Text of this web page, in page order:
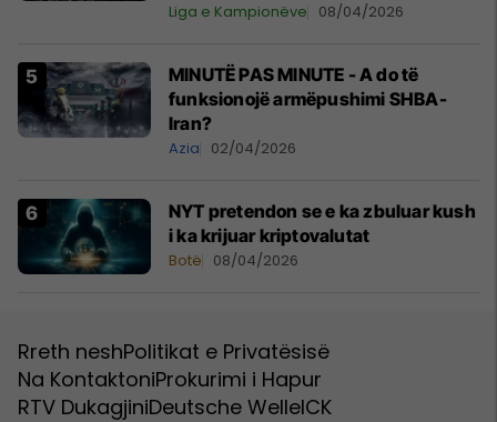
Liga e Kampionëve 08/04/2026
MINUTË PAS MINUTE - A do të
funksionojë armëpushimi SHBA-
Iran?
Azia 02/04/2026
NYT pretendon se e ka zbuluar kush
i ka krijuar kriptovalutat
Botë 08/04/2026
Rreth neshPolitikat e Privatësisë
Na KontaktoniProkurimi i Hapur
RTV DukagjiniDeutsche WelleICK